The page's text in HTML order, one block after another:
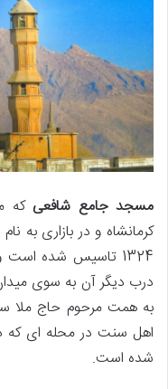
مسجد جامع شافعی که
کرمانشاه و در بازاری به
1324 تاسیس شده
درب دیگر آن به سوی
به همت مرحوم حاج ملا
اهل سنت در محله ای که
شده است.